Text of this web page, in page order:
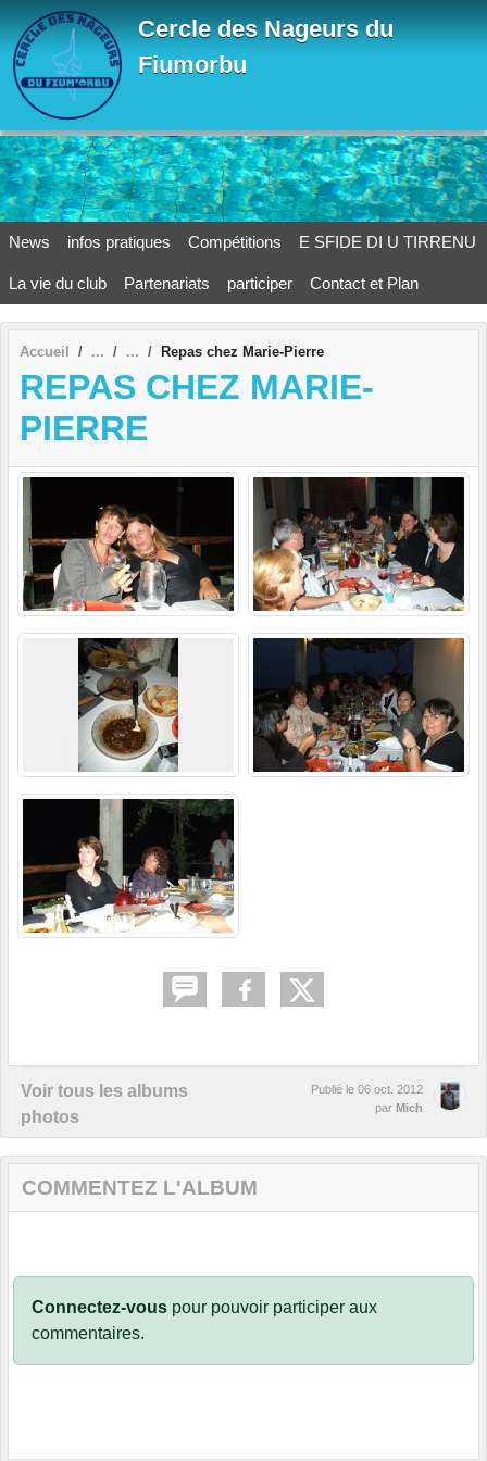
Cercle des Nageurs du
Fiumorbu
News infos pratiques Compétitions E SFIDE DI U TIRRENU
La vie du club Partenariats participer Contact et Plan
Accueil Repas chez Marie-Pierre
REPAS CHEZ MARIE-
PIERRE
Voir tous les albums
photos
Publié le 06 oct. 2012
par Mich
COMMENTEZ L'ALBUM
Connectez-vous pour pouvoir participer aux
commentaires.
Panneau de gestion des cookies